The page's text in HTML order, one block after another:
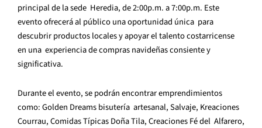
principal de la sede Heredia, de 2:00p.m. a 7:00p.m. Este
evento ofrecerá al público una oportunidad única para
descubrir productos locales y apoyar el talento costarricense
en una experiencia de compras navideñas consiente y
significativa.
Durante el evento, se podrán encontrar emprendimientos
como: Golden Dreams bisutería artesanal, Salvaje, Kreaciones
Courrau, Comidas Típicas Doña Tila, Creaciones Fé del Alfarero,